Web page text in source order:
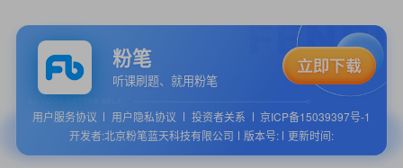
粉笔
听课刷题、就用粉笔
用户服务协议 用户隐私协议 投资者关系
京ICP备15039397号-1
开发者:北京粉笔蓝天科技有限公司
版本号: 更新时间: